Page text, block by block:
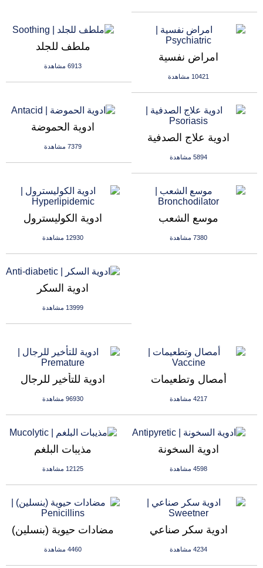
ملطف للجلد
6913 مشاهدة
امراض نفسية
10421 مشاهدة
ادوية الحموضة
7379 مشاهدة
ادوية علاج الصدفية
5894 مشاهدة
ادوية الكوليسترول
12930 مشاهدة
موسع الشعب
7380 مشاهدة
ادوية السكر
13999 مشاهدة
ادوية للتأخير للرجال
96930 مشاهدة
أمصال وتطعيمات
4217 مشاهدة
مذيبات البلغم
12125 مشاهدة
ادوية السخونة
4598 مشاهدة
مضادات حيوية (بنسلين)
4460 مشاهدة
ادوية سكر صناعي
4234 مشاهدة